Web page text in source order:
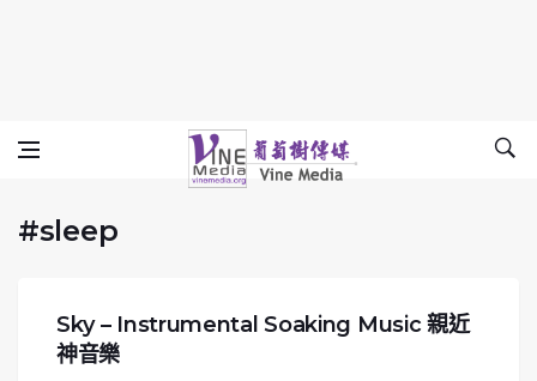
#sleep
Vine Media
葡萄樹傳媒
#sleep
Sky – Instrumental Soaking Music 親近
神音樂